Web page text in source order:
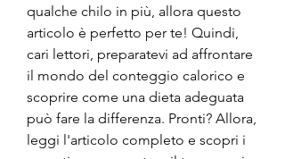
qualche chilo in più, allora questo
articolo è perfetto per te! Quindi,
cari lettori, preparatevi ad affrontare
il mondo del conteggio calorico e
scoprire come una dieta adeguata
può fare la differenza. Pronti? Allora,
leggi l'articolo completo e scopri i